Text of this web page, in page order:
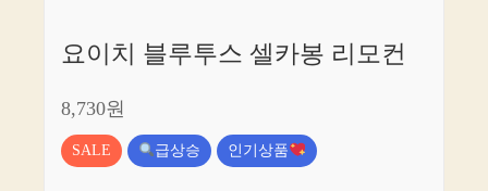
요이치 블루투스 셀카봉 리모컨
8,730원
SALE 급상승 인기상품